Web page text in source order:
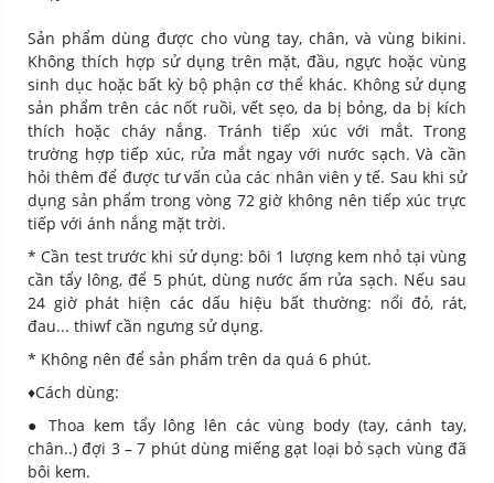
Sản phẩm dùng được cho vùng tay, chân, và vùng bikini.
Không thích hợp sử dụng trên mặt, đầu, ngực hoặc vùng
sinh dục hoặc bất kỳ bộ phận cơ thể khác. Không sử dụng
sản phẩm trên các nốt ruồi, vết sẹo, da bị bỏng, da bị kích
thích hoặc cháy nắng. Tránh tiếp xúc với mắt. Trong
trường hợp tiếp xúc, rửa mắt ngay với nước sạch. Và cần
hỏi thêm để được tư vấn của các nhân viên y tế. Sau khi sử
dụng sản phẩm trong vòng 72 giờ không nên tiếp xúc trực
tiếp với ánh nắng mặt trời.
* Cần test trước khi sử dụng: bôi 1 lượng kem nhỏ tại vùng
cần tẩy lông, để 5 phút, dùng nước ấm rửa sạch. Nếu sau
24 giờ phát hiện các dấu hiệu bất thường: nổi đỏ, rát,
đau... thiwf cần ngưng sử dụng.
* Không nên để sản phẩm trên da quá 6 phút.
♦️Cách dùng:
● Thoa kem tẩy lông lên các vùng body (tay, cánh tay,
chân..) đợi 3 – 7 phút dùng miếng gạt loại bỏ sạch vùng đã
bôi kem.